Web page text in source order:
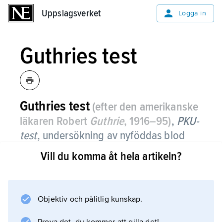
Uppslagsverket Logga in
Guthries test
Guthries test (efter den amerikanske
läkaren Robert Guthrie, 1916–95), PKU-
test, undersökning av nyföddas blod
med avseende på aminosyran
fenylalanin.
att barnet kan ha en speciell
Vill du komma åt hela artikeln?
Objektiv och pålitlig kunskap.